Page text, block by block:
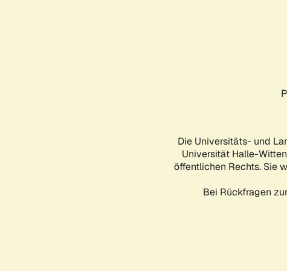
Die Universitäts- und
Universität Halle-
öffentlichen Rechts. Sie
Bei Rückfragen